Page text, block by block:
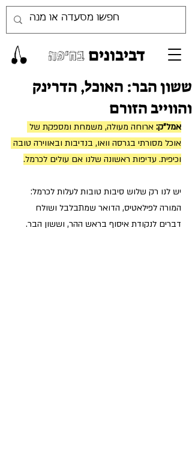
דביבוניםבחיפה
ששון הבר: האוכל, הדרינק
והווייב הזורם
אמל"ק: ארוחה מעולה, משמחת ומספקת של
אוכל מסורתי בגרסה וואו, בנדיבות ובאווירה טובה
וכיפית. עדיפות ראשונה שלנו אם עולים לכרמל.
יש לנו רק שלוש סיבות טובות לעלות לכרמל:
המורה לפילאטיס, הדואר שמתבלבל ושולח
דברים לנקודת איסוף בראש ההר, וששון הבר.